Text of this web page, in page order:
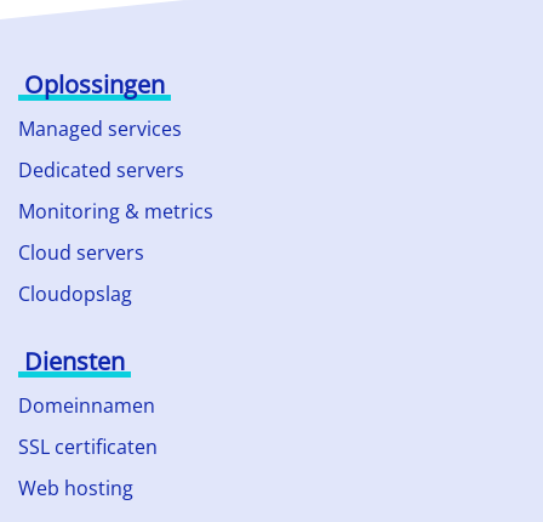
Oplossingen
Managed services
Dedicated servers
Monitoring & metrics
Cloud servers
Cloudopslag
Diensten
Domeinnamen
SSL certificaten
Web hosting